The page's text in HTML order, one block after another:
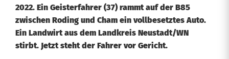
2022. Ein Geisterfahrer (37) rammt auf der B85
zwischen Roding und Cham ein vollbesetztes Auto.
Ein Landwirt aus dem Landkreis Neustadt/WN
stirbt. Jetzt steht der Fahrer vor Gericht.